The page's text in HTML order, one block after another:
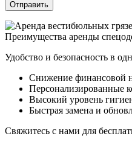
Преимущества аренды
Удобство и безопасность в
Снижение финансовой
Персонализированные
Высокий уровень
Быстрая замена и
Свяжитесь с нами для